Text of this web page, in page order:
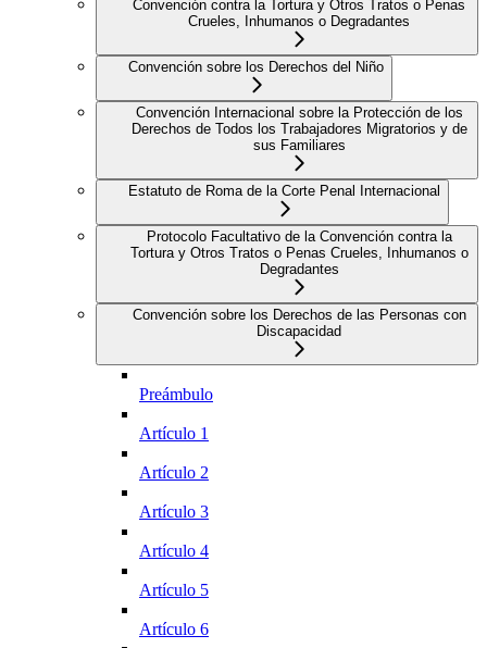
Convención contra la Tortura y Otros Tratos o Penas
Crueles, Inhumanos o Degradantes
Convención sobre los Derechos del Niño
Convención Internacional sobre la Protección de los
Derechos de Todos los Trabajadores Migratorios y de
sus Familiares
Estatuto de Roma de la Corte Penal Internacional
Protocolo Facultativo de la Convención contra la
Tortura y Otros Tratos o Penas Crueles, Inhumanos o
Degradantes
Convención sobre los Derechos de las Personas con
Discapacidad
Preámbulo
Artículo 1
Artículo 2
Artículo 3
Artículo 4
Artículo 5
Artículo 6